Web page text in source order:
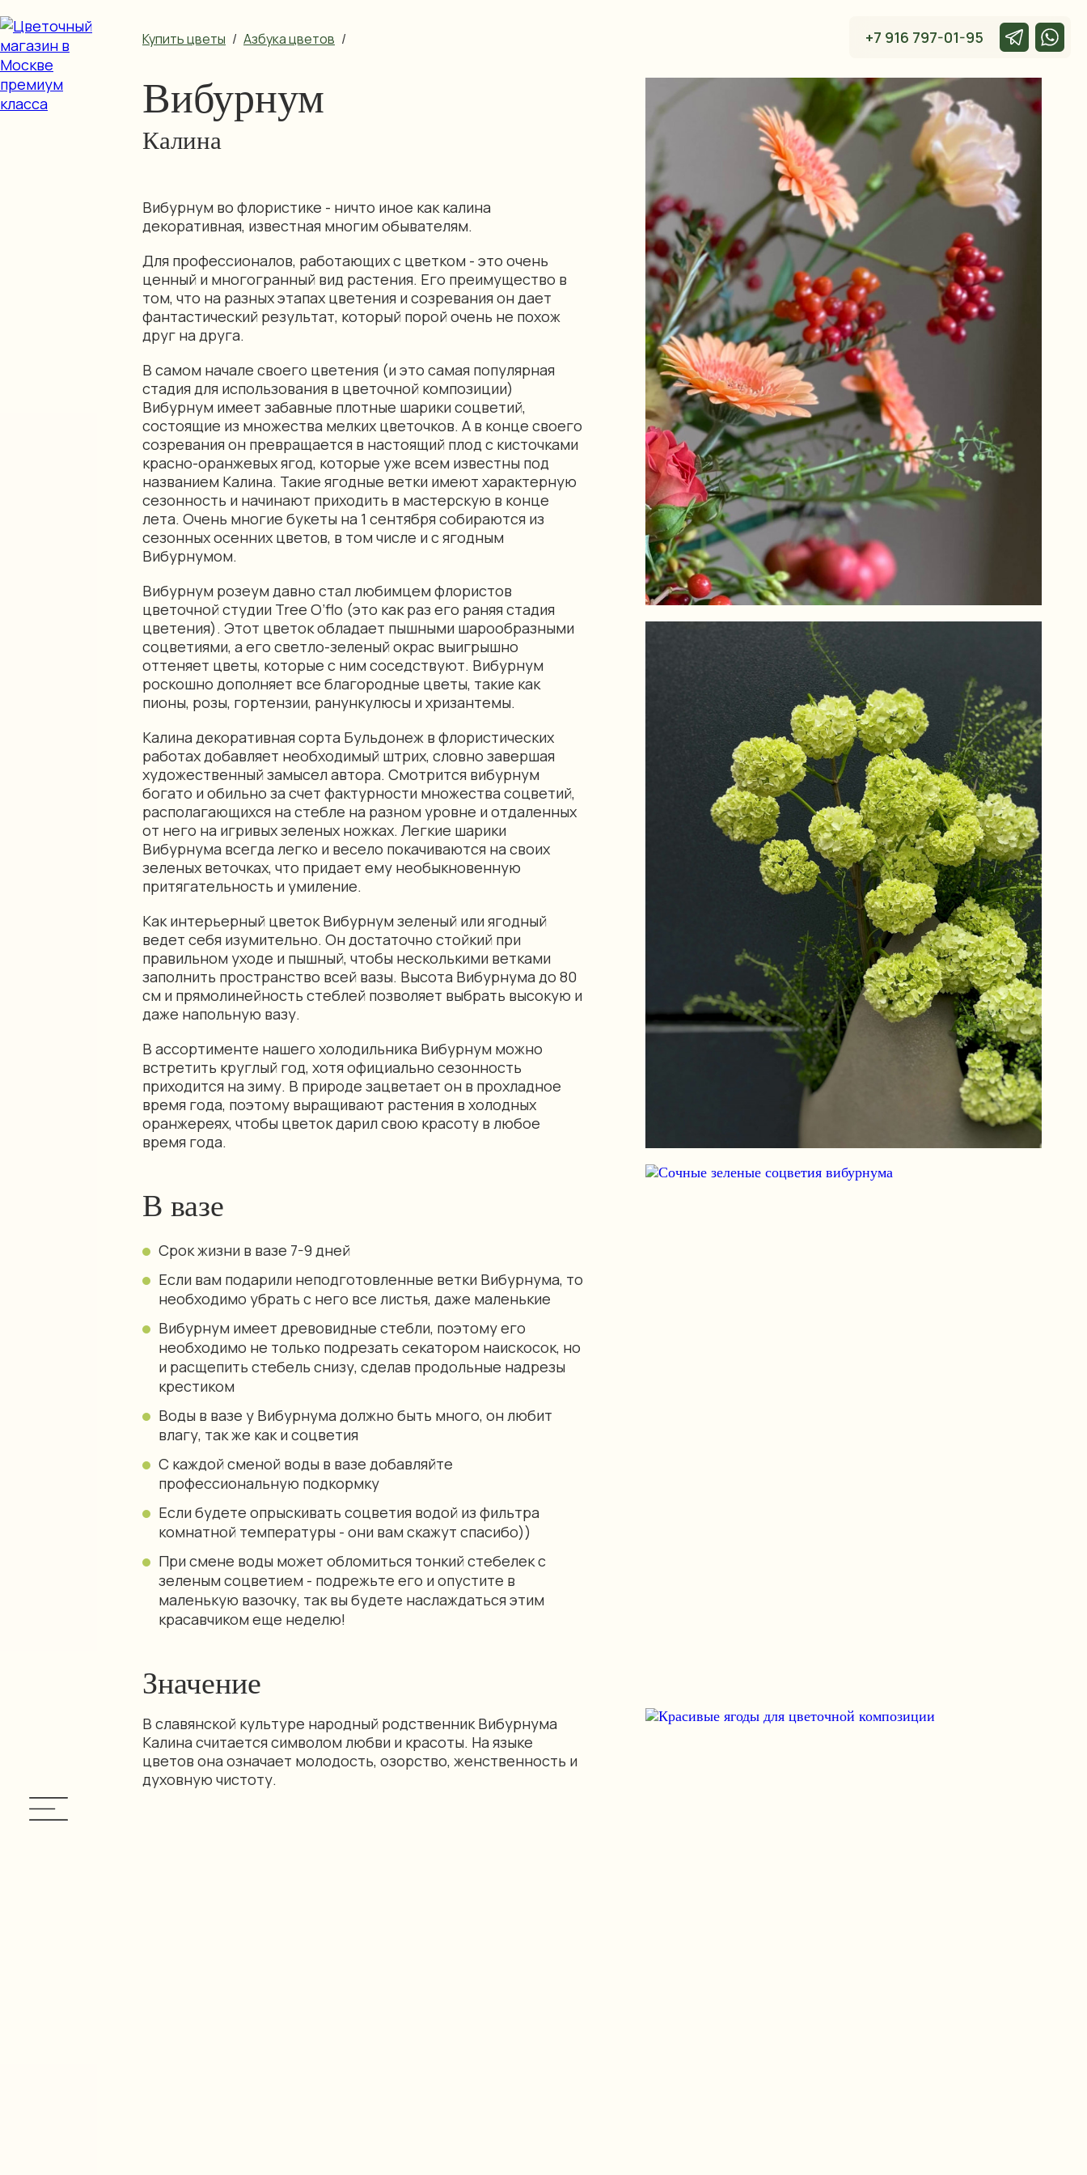
Купить цветы / Азбука цветов /
Вибурнум
Калина
Вибурнум во флористике - ничто иное как калина
декоративная, известная многим обывателям.
Для профессионалов, работающих с цветком - это очень
ценный и многогранный вид растения. Его преимущество в
том, что на разных этапах цветения и созревания он дает
фантастический результат, который порой очень не похож
друг на друга.
В самом начале своего цветения (и это самая популярная
стадия для использования в цветочной композиции)
Вибурнум имеет забавные плотные шарики соцветий,
состоящие из множества мелких цветочков. А в конце своего
созревания он превращается в настоящий плод с кисточками
красно-оранжевых ягод, которые уже всем известны под
названием Калина. Такие ягодные ветки имеют характерную
сезонность и начинают приходить в мастерскую в конце
лета. Очень многие букеты на 1 сентября собираются из
сезонных осенних цветов, в том числе и с ягодным
Вибурнумом.
Вибурнум розеум давно стал любимцем флористов
цветочной студии Tree O’flo (это как раз его раняя стадия
цветения). Этот цветок обладает пышными шарообразными
соцветиями, а его светло-зеленый окрас выигрышно
оттеняет цветы, которые с ним соседствуют. Вибурнум
роскошно дополняет все благородные цветы, такие как
пионы, розы, гортензии, ранункулюсы и хризантемы.
Калина декоративная сорта Бульдонеж в флористических
работах добавляет необходимый штрих, словно завершая
художественный замысел автора. Смотрится вибурнум
богато и обильно за счет фактурности множества соцветий,
располагающихся на стебле на разном уровне и отдаленных
от него на игривых зеленых ножках. Легкие шарики
Вибурнума всегда легко и весело покачиваются на своих
зеленых веточках, что придает ему необыкновенную
притягательность и умиление.
Как интерьерный цветок Вибурнум зеленый или ягодный
ведет себя изумительно. Он достаточно стойкий при
правильном уходе и пышный, чтобы несколькими ветками
заполнить пространство всей вазы. Высота Вибурнума до 80
см и прямолинейность стеблей позволяет выбрать высокую и
даже напольную вазу.
В ассортименте нашего холодильника Вибурнум можно
встретить круглый год, хотя официально сезонность
приходится на зиму. В природе зацветает он в прохладное
время года, поэтому выращивают растения в холодных
оранжереях, чтобы цветок дарил свою красоту в любое
время года.
В вазе
Срок жизни в вазе 7-9 дней
Если вам подарили неподготовленные ветки Вибурнума, то
необходимо убрать с него все листья, даже маленькие
Вибурнум имеет древовидные стебли, поэтому его
необходимо не только подрезать секатором наискосок, но
и расщепить стебель снизу, сделав продольные надрезы
крестиком
Воды в вазе у Вибурнума должно быть много, он любит
влагу, так же как и соцветия
С каждой сменой воды в вазе добавляйте
профессиональную подкормку
Если будете опрыскивать соцветия водой из фильтра
комнатной температуры - они вам скажут спасибо))
При смене воды может обломиться тонкий стебелек с
зеленым соцветием - подрежьте его и опустите в
маленькую вазочку, так вы будете наслаждаться этим
красавчиком еще неделю!
Значение
В славянской культуре народный родственник Вибурнума
Калина считается символом любви и красоты. На языке
цветов она означает молодость, озорство, женственность и
духовную чистоту.
+7 916 797-01-95